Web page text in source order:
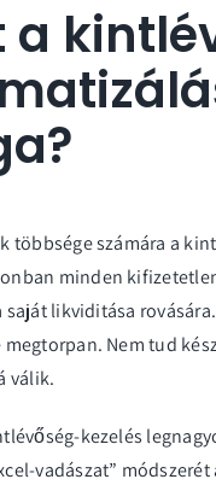
a
többsége számára a
minden
likviditása
Nem tud
válik.
kezelés
vadászat”